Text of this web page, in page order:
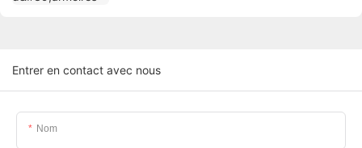
Entrer en contact avec nous
Nom